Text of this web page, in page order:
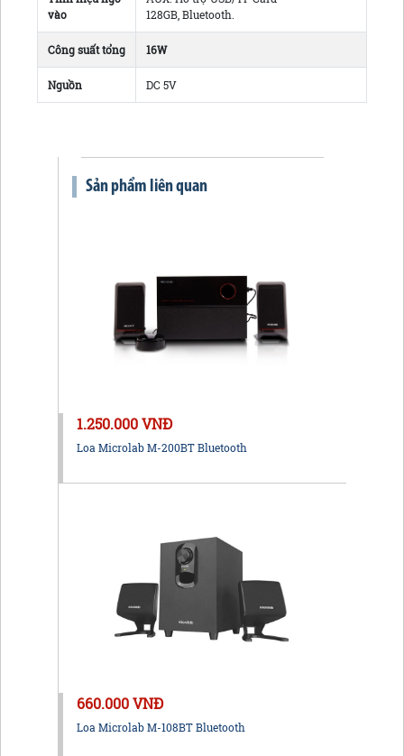
vào
128GB, Bluetooth.
Công suất tổng 16W
Nguồn DC 5V
Sản phẩm liên quan
1.250.000 VNĐ
Loa Microlab M-200BT Bluetooth
660.000 VNĐ
Loa Microlab M-108BT Bluetooth